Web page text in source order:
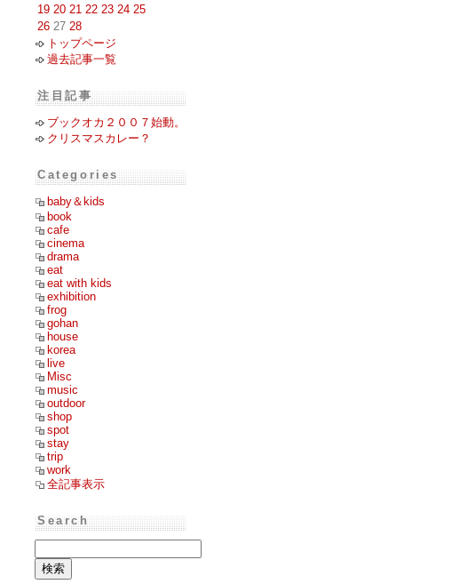
19 20 21 22 23 24 25
26 27 28
トップページ
過去記事一覧
注目記事
ブックオカ２００７始動。
クリスマスカレー？
Categories
baby＆kids
book
cafe
cinema
drama
eat
eat with kids
exhibition
frog
gohan
house
korea
live
Misc
music
outdoor
shop
spot
stay
trip
work
全記事表示
Search